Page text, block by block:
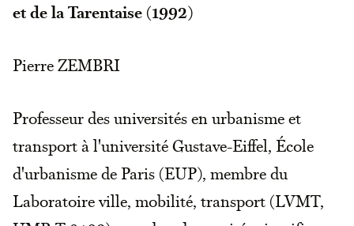
et de la Tarentaise (1992)
Pierre ZEMBRI
Professeur des universités en urbanisme et
transport à l'université Gustave-Eiffel, École
d'urbanisme de Paris (EUP), membre du
Laboratoire ville, mobilité, transport (LVMT,